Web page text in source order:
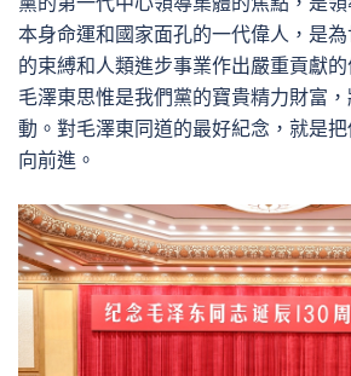
本身命運和國家面孔的一代偉人，是
的束縛和人類進步事業作出嚴重貢獻
毛澤東思惟是我們黨的寶貴精力財富
動。對毛澤東同道的最好紀念，就是
向前進。